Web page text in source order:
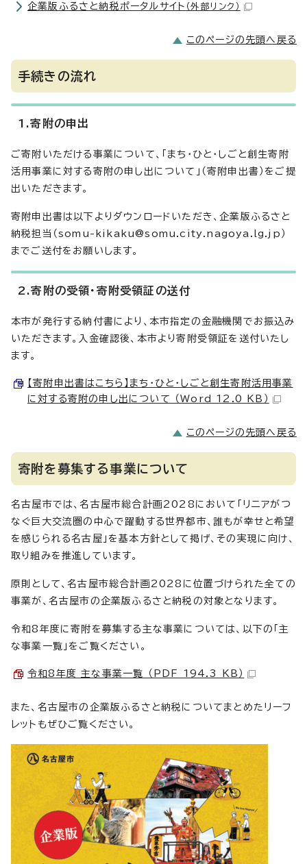
企業版ふるさと納税ポータルサイト （外部リンク）
このページの先頭へ戻る
手続きの流れ
1.寄附の申出
ご寄附いただける事業について、「まち・ひと・しごと創生寄附
活用事業に対する寄附の申し出について」（寄附申出書）をご提
出いただきます。
寄附申出書は以下よりダウンロードいただき、企業版ふるさと
納税担当（somu-kikaku@somu.city.nagoya.lg.jp）
までご送付をお願いします。
2.寄附の受領・寄附受領証の送付
本市が発行する納付書により、本市指定の金融機関でお振込み
いただきます。入金確認後、本市より寄附受領証を送付いたし
ます。
【寄附申出書はこちら】まち・ひと・しごと創生寄附活用事業
に対する寄附の申し出について （Word 12.0 KB）
このページの先頭へ戻る
寄附を募集する事業について
名古屋市では、名古屋市総合計画2028において「リニアがつ
なぐ巨大交流圏の中心で躍動する世界都市、誰もが幸せと希望
を感じられる名古屋」を基本方針として掲げ、その実現に向け、
取り組みを推進しています。
原則として、名古屋市総合計画2028に位置づけられた全ての
事業が、名古屋市の企業版ふるさと納税の対象となります。
令和8年度に寄附を募集する主な事業については、以下の「主
な事業一覧」をご覧ください。
令和8年度 主な事業一覧 （PDF 194.3 KB）
また、名古屋市の企業版ふるさと納税についてまとめたリーフ
レットもぜひご覧ください。